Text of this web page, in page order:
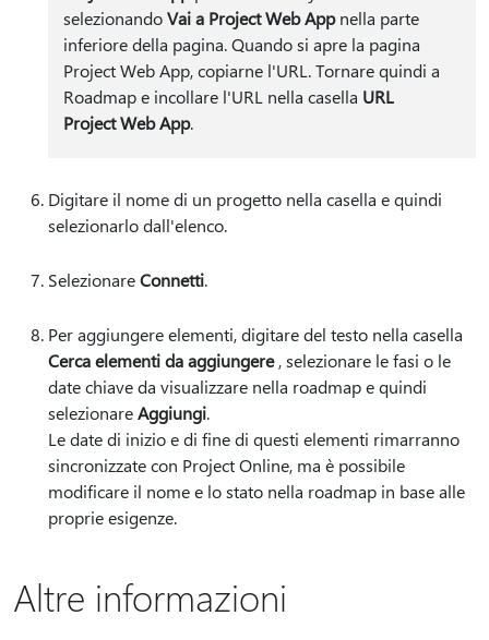
selezionandoVai a Project Web Appnella parte
inferiore della pagina. Quando si apre la pagina
Project Web App, copiarne l'URL. Tornare quindi a
Roadmap e incollare l'URL nella casella URL
Project Web App.
Digitare il nome di un progetto nella casella e quindi
selezionarlo dall'elenco.
SelezionareConnetti.
Per aggiungere elementi, digitare del testo nella casella
Cerca elementi da aggiungere, selezionare le fasi o le
date chiave da visualizzare nella roadmap e quindi
selezionareAggiungi.
Le date di inizio e di fine di questi elementi rimarranno
sincronizzate con Project Online, ma è possibile
modificare il nome e lo stato nella roadmap in base alle
proprie esigenze.
Altre informazioni